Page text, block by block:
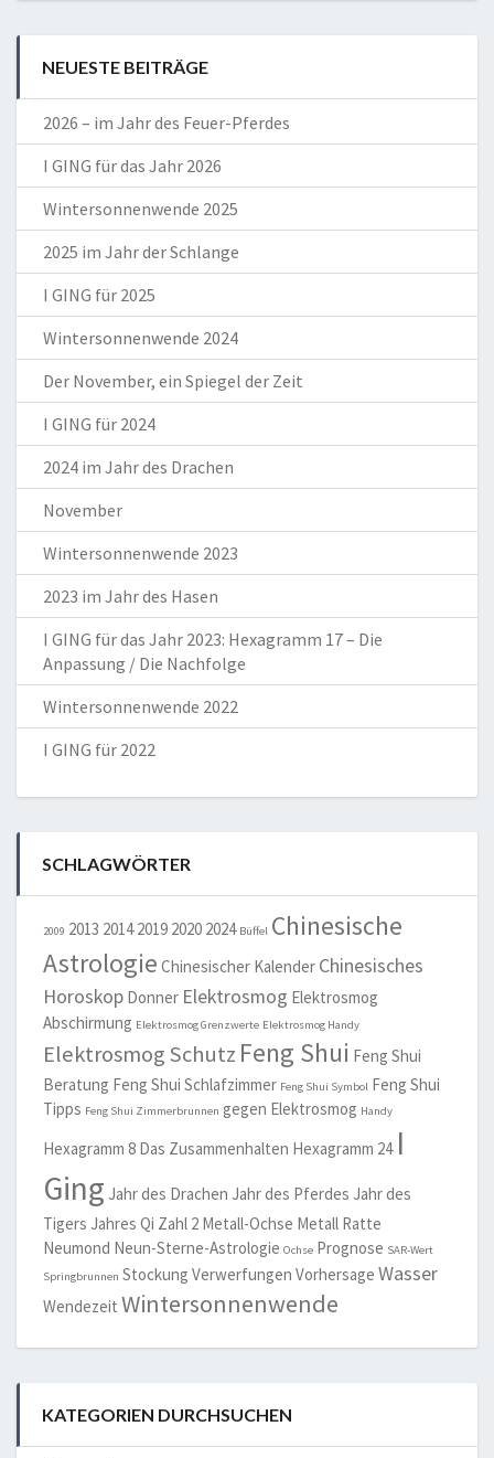
NEUESTE BEITRÄGE
2026 – im Jahr des Feuer-Pferdes
I GING für das Jahr 2026
Wintersonnenwende 2025
2025 im Jahr der Schlange
I GING für 2025
Wintersonnenwende 2024
Der November, ein Spiegel der Zeit
I GING für 2024
2024 im Jahr des Drachen
November
Wintersonnenwende 2023
2023 im Jahr des Hasen
I GING für das Jahr 2023: Hexagramm 17 – Die
Anpassung / Die Nachfolge
Wintersonnenwende 2022
I GING für 2022
SCHLAGWÖRTER
2009 2013 2014 2019 2020 2024 Büffel Chinesische
Astrologie Chinesischer Kalender Chinesisches
Horoskop Donner Elektrosmog Elektrosmog
Abschirmung Elektrosmog Grenzwerte Elektrosmog Handy
Elektrosmog Schutz Feng Shui Feng Shui
Beratung Feng Shui Schlafzimmer Feng Shui Symbol Feng Shui
Tipps Feng Shui Zimmerbrunnen gegen Elektrosmog Handy
Hexagramm 8 Das Zusammenhalten Hexagramm 24 I
Ging Jahr des Drachen Jahr des Pferdes Jahr des
Tigers Jahres Qi Zahl 2 Metall-Ochse Metall Ratte
Neumond Neun-Sterne-Astrologie Ochse Prognose SAR-Wert
Springbrunnen Stockung Verwerfungen Vorhersage Wasser
Wendezeit Wintersonnenwende
KATEGORIEN DURCHSUCHEN